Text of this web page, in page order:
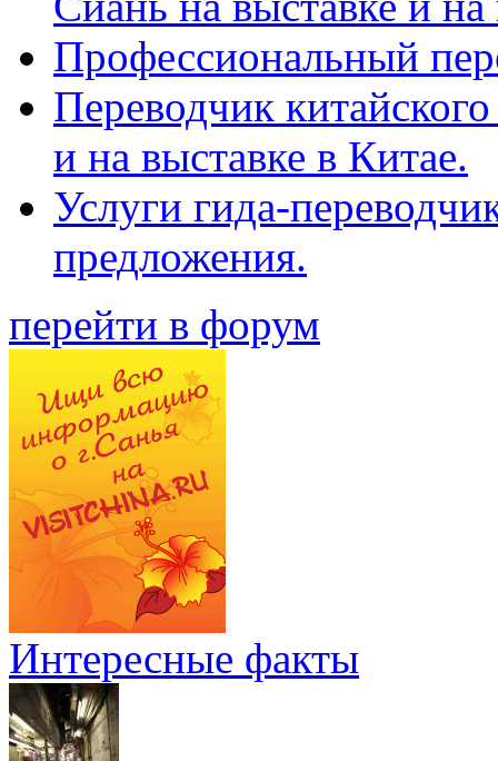
Профессиональный
Переводчик
и на выставке в Китае.
Услуги гида-
предложения.
перейти в форум
Интересные факты